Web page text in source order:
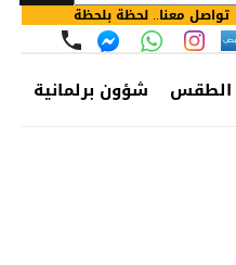
تواصل معنا.. لحظة بلحظة
الطقس شؤون برلمانية